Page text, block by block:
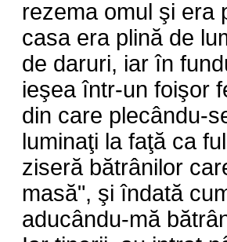
rezema omul şi era
casa era plină de
de daruri, iar în
ieşea într-un foişor
din care plecându-
luminaţi la faţă ca
ziseră bătrânilor
masă", şi îndată
aducându-mă